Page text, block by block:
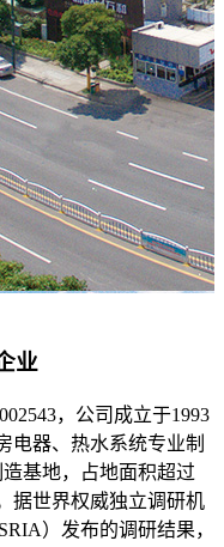
业
，公司成立于1993
电器、热水系统专业制
基地，占地面积超过
据世界权威独立调研机
）发布的调研结果，